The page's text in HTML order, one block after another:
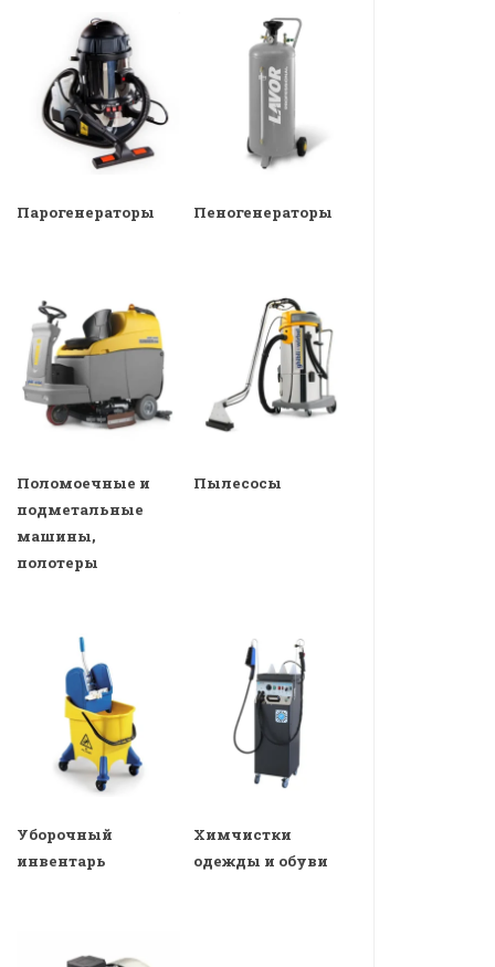
Парогенераторы Пеногенераторы
Поломоечные и
подметальные
машины,
полотеры
Пылесосы
Уборочный
инвентарь
Химчистки
одежды и обуви